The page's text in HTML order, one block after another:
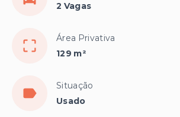
2 Vagas
Área Privativa
129 m²
Situação
Usado